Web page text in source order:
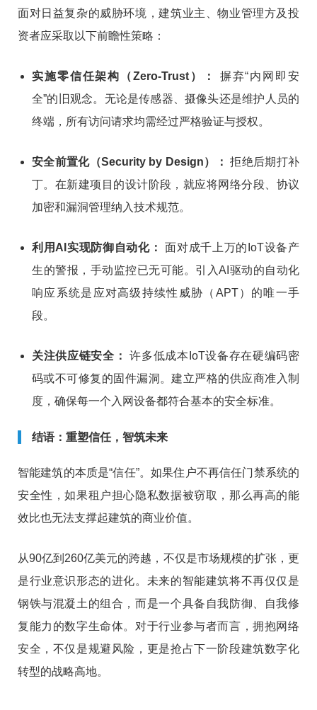
面对日益复杂的威胁环境，建筑业主、物业管理方及投
资者应采取以下前瞻性策略：
实施零信任架构（Zero-Trust）：
摒弃“内网即安
全”的旧观念。无论是传感器、摄像头还是维护人员的
终端，所有访问请求均需经过严格验证与授权。
安全前置化（Security by Design）： 拒绝后期打补
丁。在新建项目的设计阶段，就应将网络分段、协议
加密和漏洞管理纳入技术规范。
利用AI实现防御自动化：
面对成千上万的IoT设备产
生的警报，手动监控已无可能。引入AI驱动的自动化
响应系统是应对高级持续性威胁（APT）的唯一手
段。
关注供应链安全：
许多低成本IoT设备存在硬编码密
码或不可修复的固件漏洞。建立严格的供应商准入制
度，确保每一个入网设备都符合基本的安全标准。
结语：重塑信任，智筑未来
智能建筑的本质是“信任”。如果住户不再信任门禁系统的
安全性，如果租户担心隐私数据被窃取，那么再高的能
效比也无法支撑起建筑的商业价值。
从90亿到260亿美元的跨越，不仅是市场规模的扩张，更
是行业意识形态的进化。未来的智能建筑将不再仅仅是
钢铁与混凝土的组合，而是一个具备自我防御、自我修
复能力的数字生命体。对于行业参与者而言，拥抱网络
安全，不仅是规避风险，更是抢占下一阶段建筑数字化
转型的战略高地。